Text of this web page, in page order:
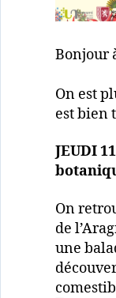
Bonjour
On est
est bien
JEUDI
On
de
une